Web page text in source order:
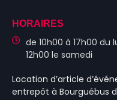
HORAIRES
de 10h00 à 17h00
12h00 le samedi
Location d’article
entrepôt à Bourguébus